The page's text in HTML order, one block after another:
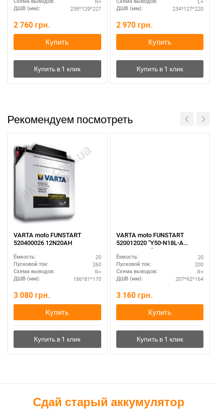
ДШВ (мм): 238*129*227
2 760 грн.
Купить
ДШВ (мм): 234*127*220
2 970 грн.
Купить
Рекомендуем посмотреть
VARTA moto FUNSTART
520400026 12N20AH
Ёмкость: 20
Пусковой ток: 260
Схема выводов: R+
ДШВ (мм): 186*81*170
3 080 грн.
Купить
VARTA moto FUNSTART
520012020 "Y50-N18L-A
Y50N18L-A2"
Ёмкость: 20
Пусковой ток: 200
Схема выводов: R+
ДШВ (мм): 207*92*164
3 160 грн.
Купить
Сдай старый аккумулятор